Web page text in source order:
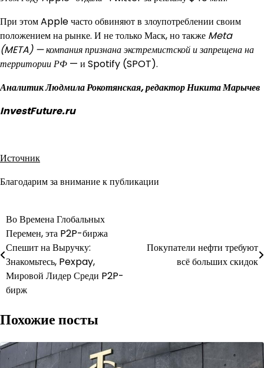
При этом Apple часто обвиняют в злоупотреблении своим
положением на рынке. И не только Маск, но также Meta
(META) — компания признана экстремистской и запрещена на
территории РФ — и Spotify (SPOT).
Аналитик Людмила Рокотянская, редактор Никита Марычев
InvestFuture.ru
Источник
Благодарим за внимание к публикации
Навигация
по
записям
Во Времена Глобальных
Перемен, эта P2P-биржа
Спешит на Выручку:
Знакомьтесь, Pexpay,
Мировой Лидер Среди P2P-
бирж
Покупатели нефти требуют
всё больших скидок
Похожие посты